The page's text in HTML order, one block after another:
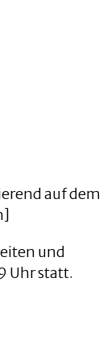
auf dem
und
Uhr statt.